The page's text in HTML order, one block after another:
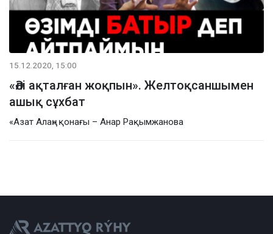
15.12.2020, 15:00
«Әлі ақталған жоқпын». Желтоқсаншымен
ашық сұхбат
«Азат Алаң» қонағы – Анар Рақымжанова